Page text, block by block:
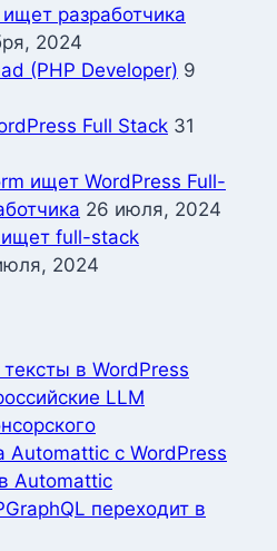
разработчика
2024
(PHP Developer) 9
Full Stack 31
ищет WordPress Full-
26 июля, 2024
ищет full-stack
2024
в WordPress
LLM
Automattic с WordPress
Automattic
переходит в